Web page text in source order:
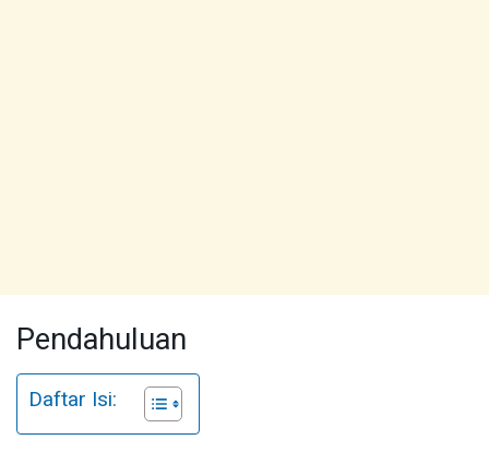
Pendahuluan
Daftar Isi: